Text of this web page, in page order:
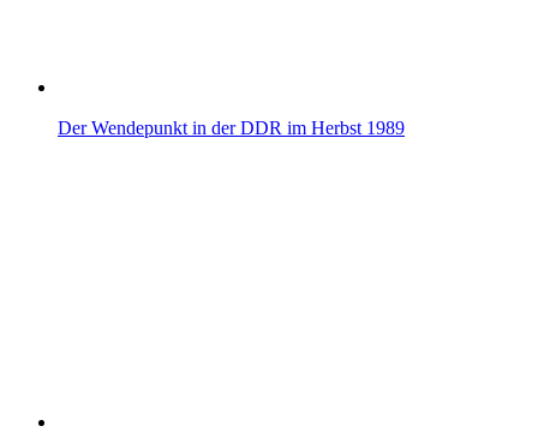
Der Wendepunkt in der DDR im Herbst 1989